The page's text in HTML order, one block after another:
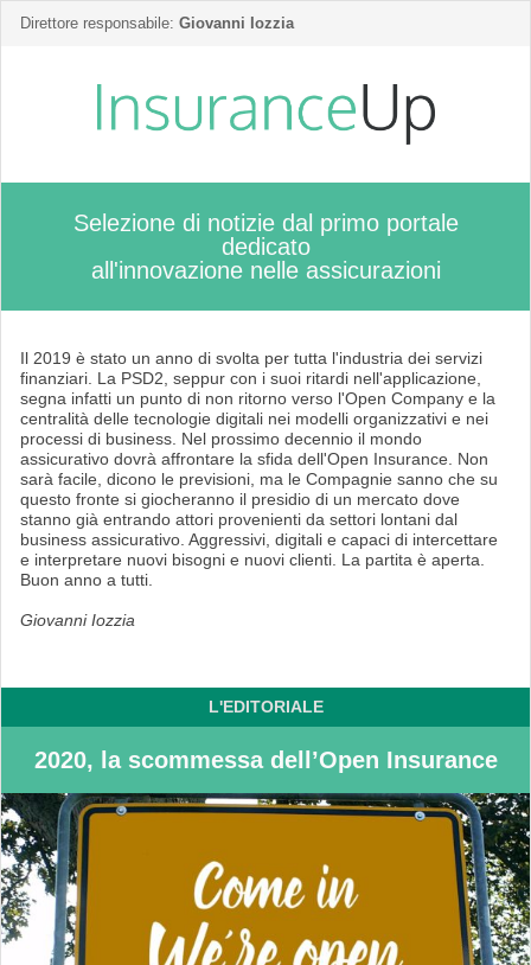
Direttore responsabile: Giovanni Iozzia
Selezione di notizie dal primo portale
dedicato
all'innovazione nelle assicurazioni
Il 2019 è stato un anno di svolta per tutta l'industria dei servizi
finanziari. La PSD2, seppur con i suoi ritardi nell'applicazione,
segna infatti un punto di non ritorno verso l'Open Company e la
centralità delle tecnologie digitali nei modelli organizzativi e nei
processi di business. Nel prossimo decennio il mondo
assicurativo dovrà affrontare la sfida dell'Open Insurance. Non
sarà facile, dicono le previsioni, ma le Compagnie sanno che su
questo fronte si giocheranno il presidio di un mercato dove
stanno già entrando attori provenienti da settori lontani dal
business assicurativo. Aggressivi, digitali e capaci di intercettare
e interpretare nuovi bisogni e nuovi clienti. La partita è aperta.
Buon anno a tutti.
Giovanni Iozzia
L'EDITORIALE
2020, la scommessa dell’Open Insurance